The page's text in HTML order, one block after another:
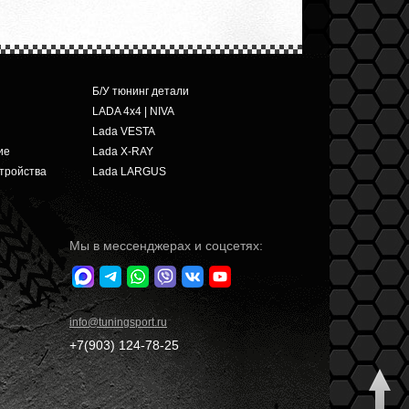
Б/У тюнинг детали
LADA 4x4 | NIVA
Lada VESTA
Lada X-RAY
Lada LARGUS
Мы в мессенджерах и соцсетях:
info@tuningsport.ru
+7(903) 124-78-25